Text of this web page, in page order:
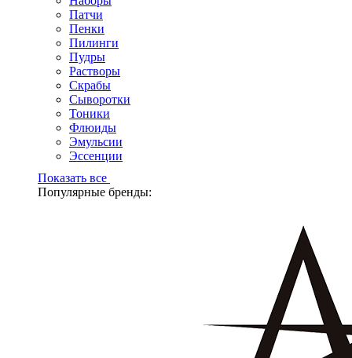
Патчи
Пенки
Пилинги
Пудры
Растворы
Скрабы
Сыворотки
Тоники
Флюиды
Эмульсии
Эссенции
Показать все
Популярные бренды: